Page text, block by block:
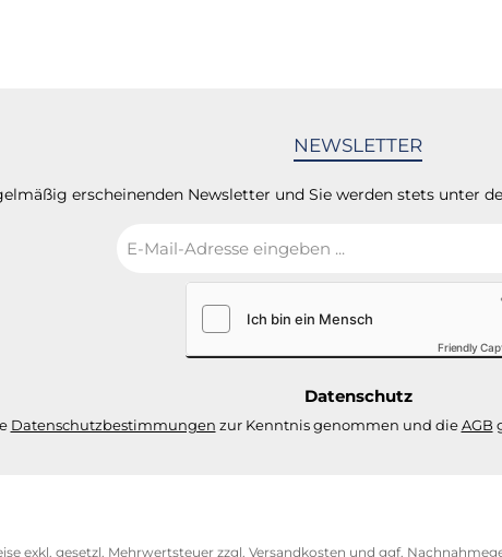
NEWSLETTER
erscheinenden Newsletter und Sie werden stets unter
Mail-
Friendly
Datenschutz
Datenschutzbestimmungen zur Kenntnis genommen und dieAGB
exkl. gesetzl. Mehrwertsteuer zzgl. Versandkosten und ggf.